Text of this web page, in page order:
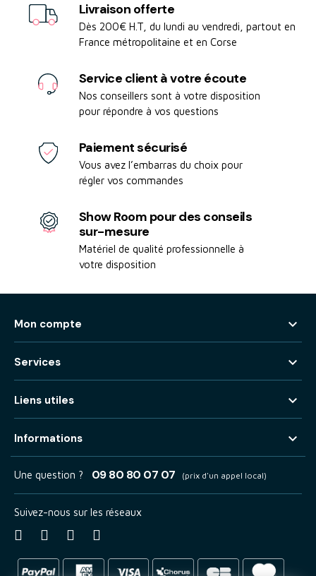
Livraison offerte
Dès 200€ H.T, du lundi au vendredi, partout en
France métropolitaine et en Corse
Service client à votre écoute
Nos conseillers sont à votre disposition
pour répondre à vos questions
Paiement sécurisé
Vous avez l’embarras du choix pour
régler vos commandes
Show Room pour des conseils
sur-mesure
Matériel de qualité professionnelle à
votre disposition
Mon compte 
Services 
Liens utiles 
Informations 
Une question ? 09 80 80 07 07 (prix d'un appel local)
Suivez-nous sur les réseaux